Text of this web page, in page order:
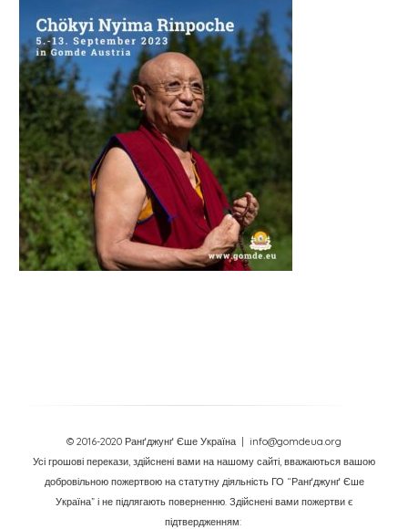
© 2016-2020 Ранґджунґ Єше Україна
| info@gomdeua.org
Усі грошові перекази, здійснені вами на нашому сайті, вважаються вашою
добровільною пожертвою на статутну діяльність ГО “Ранґджунґ Єше
Україна” і не підлягають поверненню. Здійснені вами пожертви є
підтвердженням: